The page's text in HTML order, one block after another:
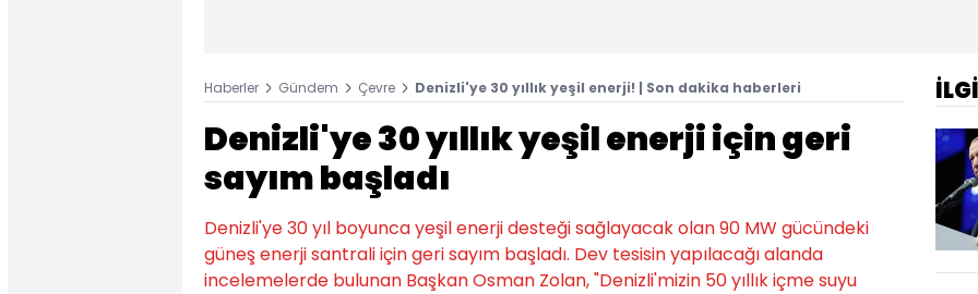
Haberler Gündem Çevre Denizli'ye 30 yıllık yeşil enerji! | Son dakika haberleri
Denizli'ye 30 yıllık yeşil enerji için geri
sayım başladı
Denizli'ye 30 yıl boyunca yeşil enerji desteği sağlayacak olan 90 MW gücündeki
güneş enerji santrali için geri sayım başladı. Dev tesisin yapılacağı alanda
incelemelerde bulunan Başkan Osman Zolan, "Denizli'mizin 50 yıllık içme suyu